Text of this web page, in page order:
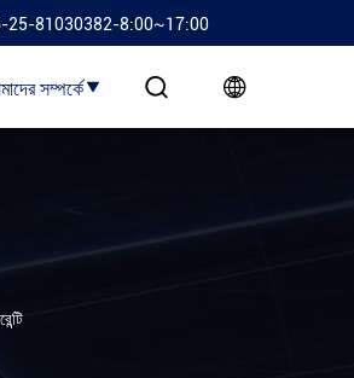
25-81030382-8:00~17:00
সম্পর্কে